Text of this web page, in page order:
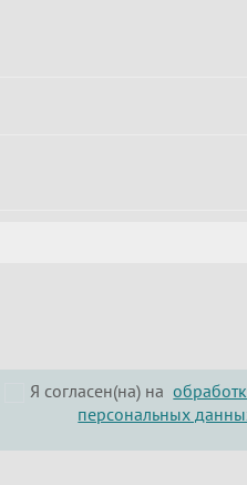
Я согласен(на) на
персональных